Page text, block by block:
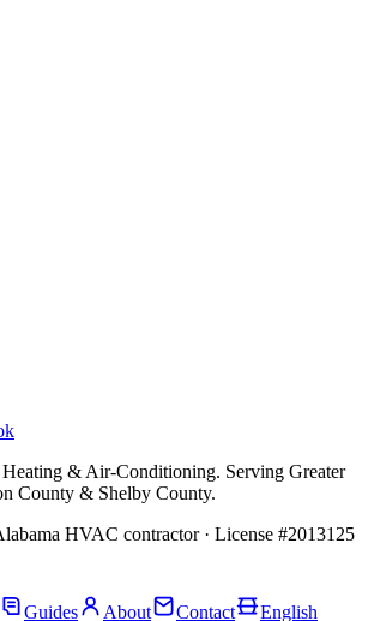
& Air-Conditioning. Serving Greater
County & Shelby County.
HVAC contractor · License #2013125
Guides About Contact English